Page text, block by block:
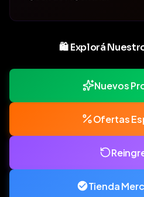
🛍️ Explorá
Nuevos
Ofertas
Tienda